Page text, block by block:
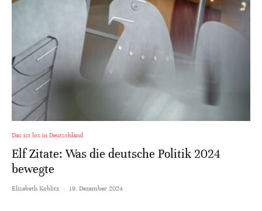
Das ist los in Deutschland
Elf Zitate: Was die deutsche Politik 2024
bewegte
Elisabeth Koblitz · 19. Dezember 2024